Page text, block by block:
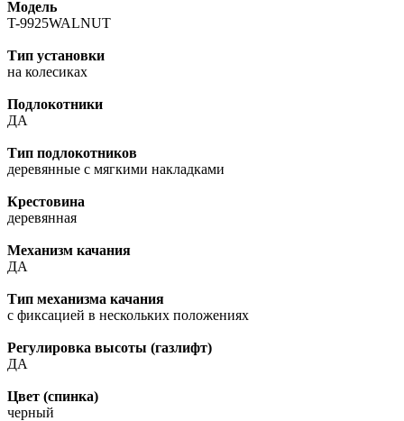
Модель
T-9925WALNUT
Тип установки
на колесиках
Подлокотники
ДА
Тип подлокотников
деревянные с мягкими накладками
Крестовина
деревянная
Механизм качания
ДА
Тип механизма качания
с фиксацией в нескольких положениях
Регулировка высоты (газлифт)
ДА
Цвет (спинка)
черный